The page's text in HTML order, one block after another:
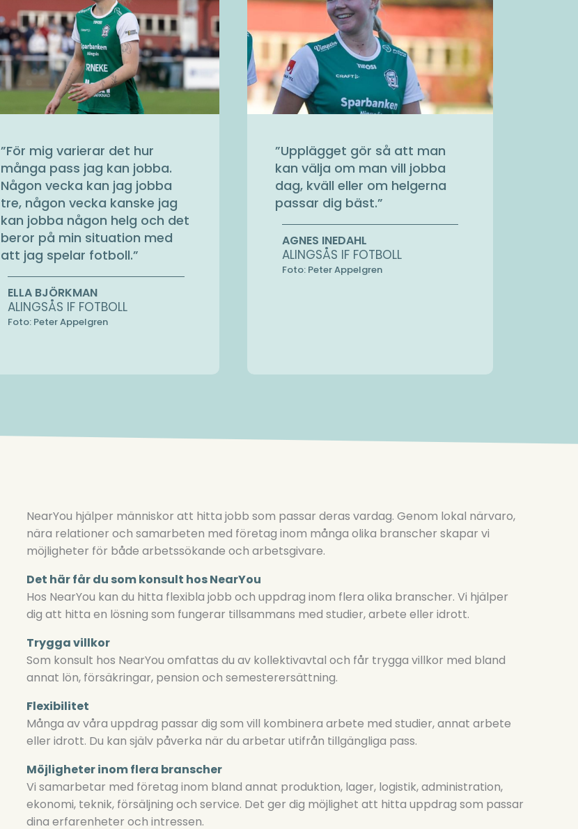
”För mig varierar det hur
många pass jag kan jobba.
Någon vecka kan jag jobba
tre, någon vecka kanske jag
kan jobba någon helg och det
beror på min situation med
att jag spelar fotboll.”
ELLA BJÖRKMAN
ALINGSÅS IF FOTBOLL
Foto: Peter Appelgren
”Upplägget gör så att man
kan välja om man vill jobba
dag, kväll eller om helgerna
passar dig bäst.”
AGNES INEDAHL
ALINGSÅS IF FOTBOLL
Foto: Peter Appelgren
NearYou hjälper människor att hitta jobb som passar deras vardag. Genom lokal närvaro,
nära relationer och samarbeten med företag inom många olika branscher skapar vi
möjligheter för både arbetssökande och arbetsgivare.
Det här får du som konsult hos NearYou
Hos NearYou kan du hitta flexibla jobb och uppdrag inom flera olika branscher. Vi hjälper
dig att hitta en lösning som fungerar tillsammans med studier, arbete eller idrott.
Trygga villkor
Som konsult hos NearYou omfattas du av kollektivavtal och får trygga villkor med bland
annat lön, försäkringar, pension och semesterersättning.
Flexibilitet
Många av våra uppdrag passar dig som vill kombinera arbete med studier, annat arbete
eller idrott. Du kan själv påverka när du arbetar utifrån tillgängliga pass.
Möjligheter inom flera branscher
Vi samarbetar med företag inom bland annat produktion, lager, logistik, administration,
ekonomi, teknik, försäljning och service. Det ger dig möjlighet att hitta uppdrag som passar
dina erfarenheter och intressen.